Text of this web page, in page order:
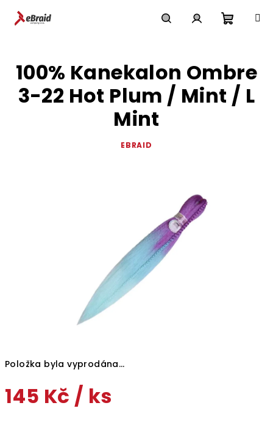
košík
Položka byla vyprodána…
145 Kč / ks
100% Kanekalon Ombre
3-22 Hot Plum / Mint / L
Mint
EBRAID